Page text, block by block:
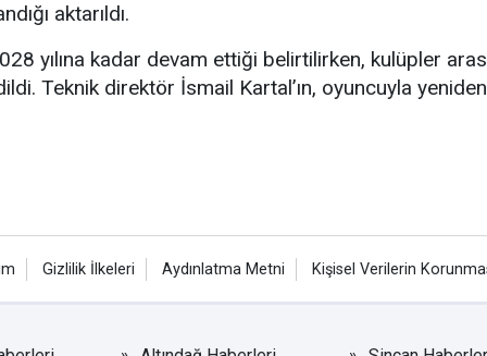
aktarıldı.
yılına kadar devam ettiği belirtilirken, kulüpler
Teknik direktör İsmail Kartal’ın, oyuncuyla
Gizlilik İlkeleri Aydınlatma Metni Kişisel Verilerin